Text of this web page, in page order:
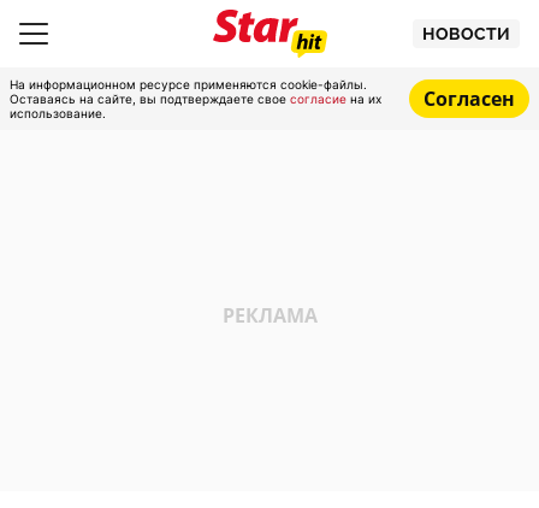
НОВОСТИ
На информационном ресурсе применяются cookie-файлы.
Оставаясь на сайте, вы подтверждаете свое согласие на их
использование.
Согласен